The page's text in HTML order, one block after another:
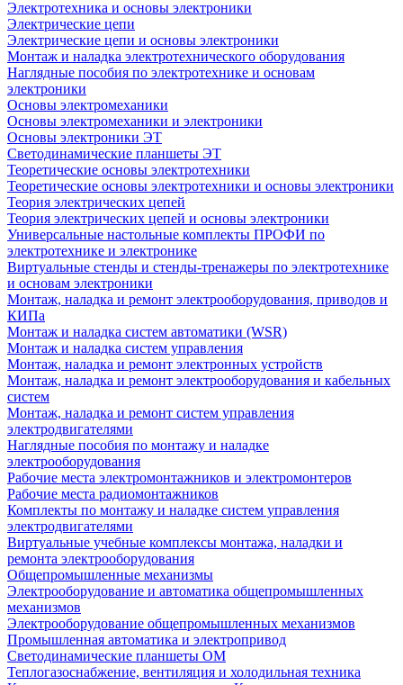
Электротехника и основы электроники
Электрические цепи
Электрические цепи и основы электроники
Монтаж и наладка электротехнического оборудования
Наглядные пособия по электротехнике и основам
электроники
Основы электромеханики
Основы электромеханики и электроники
Основы электроники ЭТ
Светодинамические планшеты ЭТ
Теоретические основы электротехники
Теоретические основы электротехники и основы электроники
Теория электрических цепей
Теория электрических цепей и основы электроники
Универсальные настольные комплекты ПРОФИ по
электротехнике и электронике
Виртуальные стенды и стенды-тренажеры по электротехнике
и основам электроники
Монтаж, наладка и ремонт электрооборудования, приводов и
КИПа
Монтаж и наладка систем автоматики (WSR)
Монтаж и наладка систем управления
Монтаж, наладка и ремонт электронных устройств
Монтаж, наладка и ремонт электрооборудования и кабельных
систем
Монтаж, наладка и ремонт систем управления
электродвигателями
Наглядные пособия по монтажу и наладке
электрооборудования
Рабочие места электромонтажников и электромонтеров
Рабочие места радиомонтажников
Комплекты по монтажу и наладке систем управления
электродвигателями
Виртуальные учебные комплексы монтажа, наладки и
ремонта электрооборудования
Общепромышленные механизмы
Электрооборудование и автоматика общепромышленных
механизмов
Электрооборудование общепромышленных механизмов
Промышленная автоматика и электропривод
Светодинамические планшеты ОМ
Теплогазоснабжение, вентиляция и холодильная техника